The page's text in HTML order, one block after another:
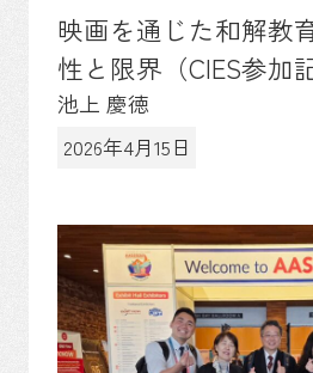
映画を通じた和解教
性と限界（CIES参加記
池上 慶徳
2026年4月15日